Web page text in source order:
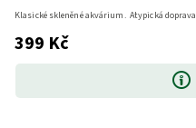
399 Kč
Klasické skleněné akvárium. Atypická doprava